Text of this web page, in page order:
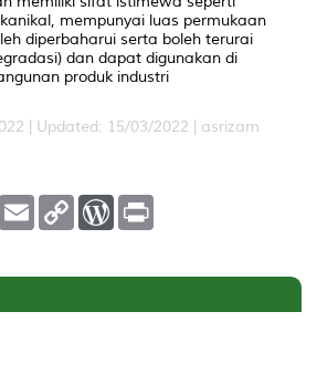
mempunyai luas permukaan
diperbaharui serta boleh terurai
dan dapat digunakan di
produk industri
| Updated: 15/03/2022 | asrizam
E
m
l
C
L
n
W
P
e
t